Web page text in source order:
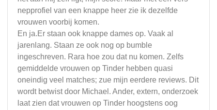
nepprofiel van een knappe heer zie ik dezelfde
vrouwen voorbij komen.
En ja.Er staan ook knappe dames op. Vaak al
jarenlang. Staan ze ook nog op bumble
ingeschreven. Rara hoe zou dat nu komen. Zelfs
gemiddelde vrouwen op Tinder hebben quasi
oneindig veel matches; zue mijn eerdere reviews. Dit
wordt betwist door Michael. Ander, extern, onderzoek
laat zien dat vrouwen op Tinder hoogstens oog